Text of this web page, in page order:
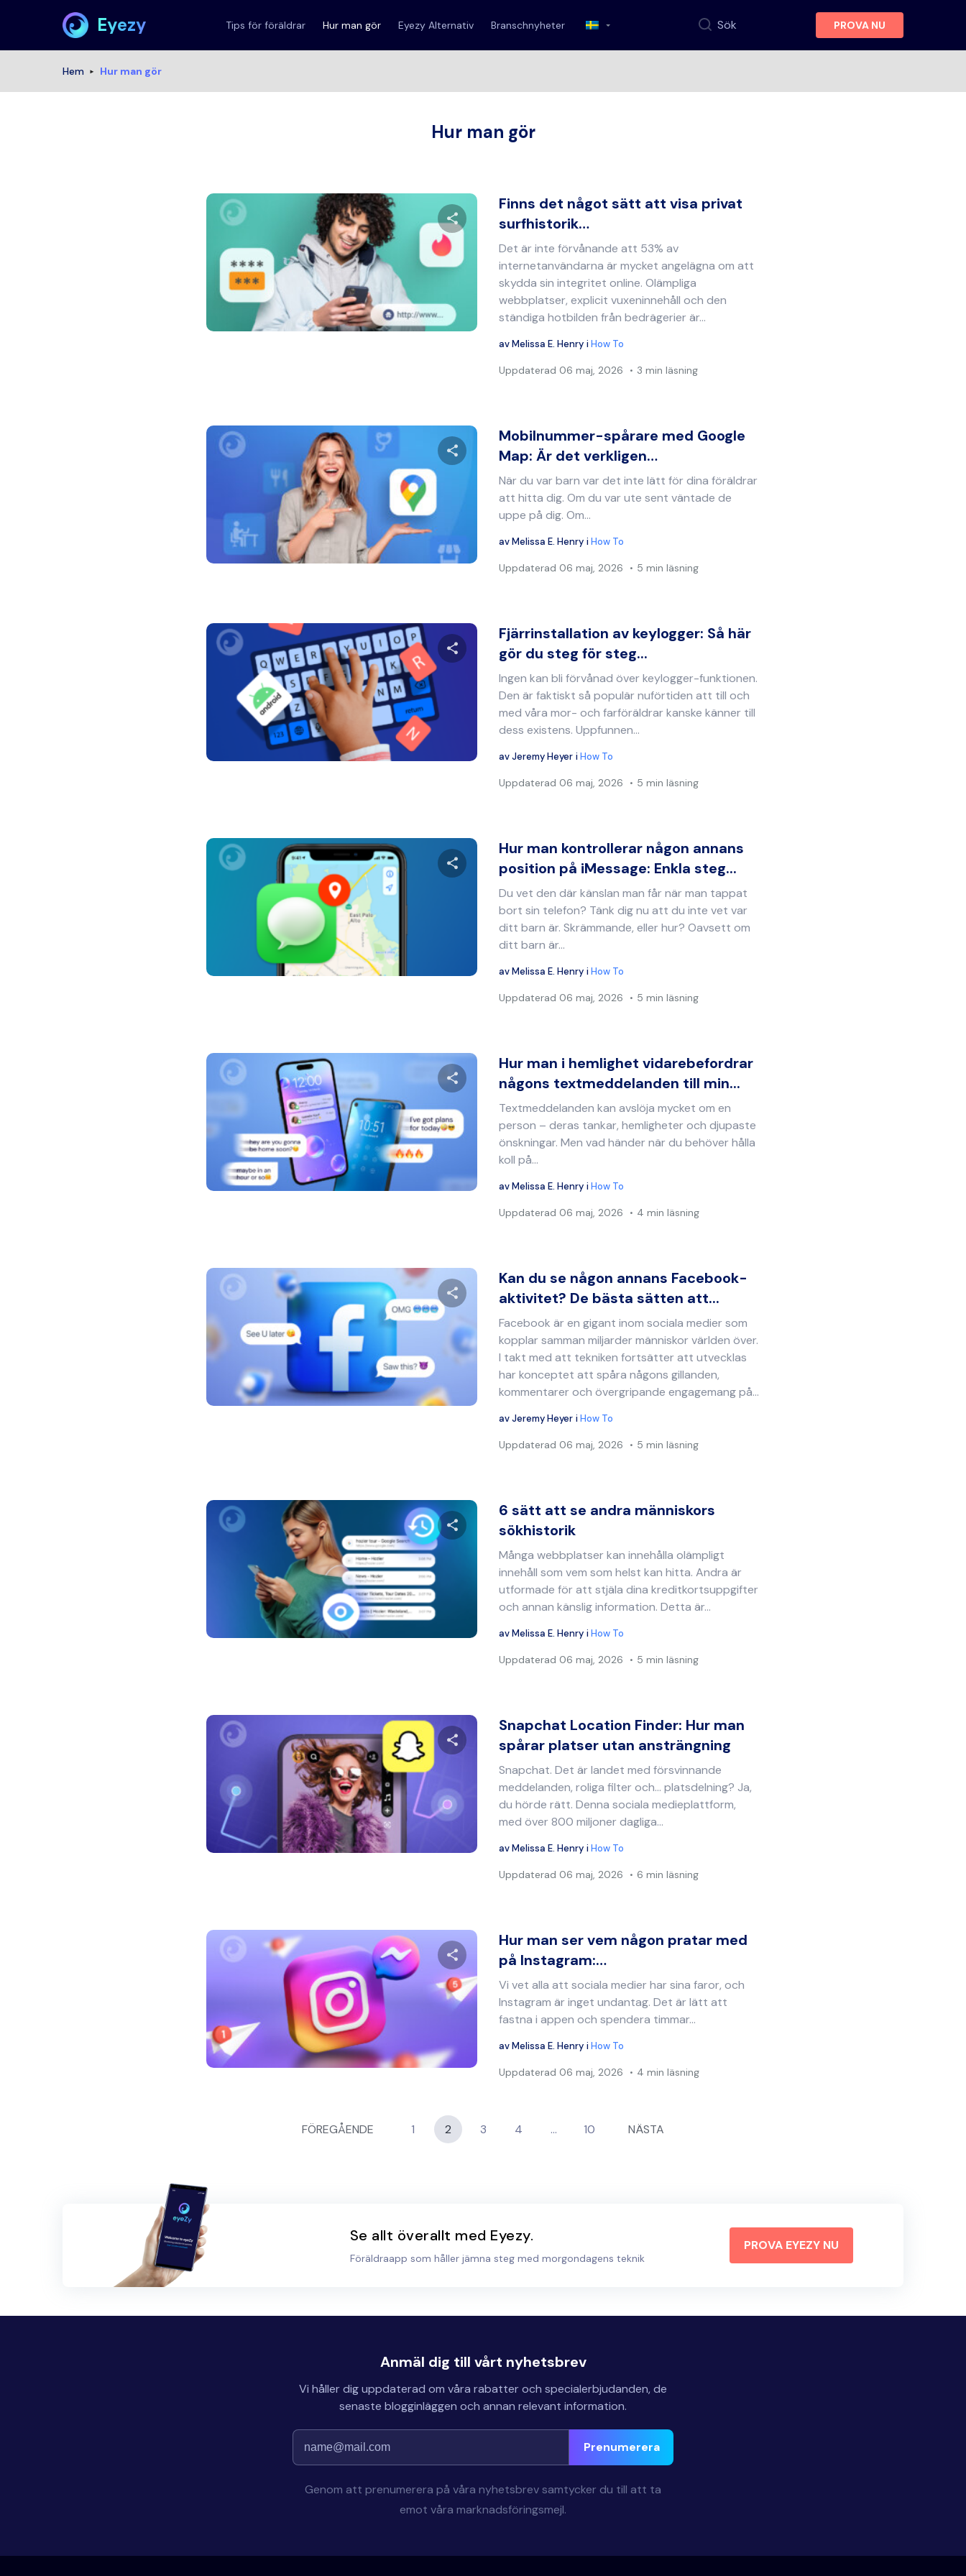
Eyezy Tips för föräldrar Hur man gör Eyezy Alternativ Branschnyheter Sök PROVA NU
Hem Hur man gör
Hur man gör
Dela denna artikel
Twitter Facebook Kopiera länk
Finns det något sätt att visa privat
surfhistorik…
Det är inte förvånande att 53% av
internetanvändarna är mycket angelägna om att
skydda sin integritet online. Olämpliga
webbplatser, explicit vuxeninnehåll och den
ständiga hotbilden från bedrägerier är...
avMelissa E. Henry iHow To
Uppdaterad 06 maj, 2026 3 min läsning
Dela denna artikel
Twitter Facebook Kopiera länk
Mobilnummer-spårare med Google
Map: Är det verkligen…
När du var barn var det inte lätt för dina föräldrar
att hitta dig. Om du var ute sent väntade de
uppe på dig. Om...
avMelissa E. Henry iHow To
Uppdaterad 06 maj, 2026 5 min läsning
Dela denna artikel
Fjärrinstallation av keylogger: Så här
gör du steg för steg...
Ingen kan bli förvånad över keylogger-funktionen.
Den är faktiskt så populär nuförtiden att till och
med våra mor- och farföräldrar kanske känner till
dess existens. Uppfunnen...
avJeremy Heyer iHow To
Uppdaterad 06 maj, 2026 5 min läsning
Dela denna artikel
Hur man kontrollerar någon annans
position på iMessage: Enkla steg...
Du vet den där känslan man får när man tappat
bort sin telefon? Tänk dig nu att du inte vet var
ditt barn är. Skrämmande, eller hur? Oavsett om
ditt barn är...
avMelissa E. Henry iHow To
Uppdaterad 06 maj, 2026 5 min läsning
Dela denna artikel
Twitter
Hur man i hemlighet vidarebefordrar
någons textmeddelanden till min...
Textmeddelanden kan avslöja mycket om en
person – deras tankar, hemligheter och djupaste
önskningar. Men vad händer när du behöver hålla
koll på...
avMelissa E. Henry iHow To
Uppdaterad 06 maj, 2026 4 min läsning
Dela denna artikel
Facebook Kopiera länk
Kan du se någon annans Facebook-
aktivitet? De bästa sätten att...
Facebook är en gigant inom sociala medier som
kopplar samman miljarder människor världen över.
I takt med att tekniken fortsätter att utvecklas
har konceptet att spåra någons gillanden,
kommentarer och övergripande engagemang på...
avJeremy Heyer iHow To
Uppdaterad 06 maj, 2026 5 min läsning
Dela denna artikel
6 sätt att se andra människors
sökhistorik
Många webbplatser kan innehålla olämpligt
innehåll som vem som helst kan hitta. Andra är
utformade för att stjäla dina kreditkortsuppgifter
och annan känslig information. Detta är...
avMelissa E. Henry iHow To
Uppdaterad 06 maj, 2026 5 min läsning
Dela denna artikel
Snapchat Location Finder: Hur man
spårar platser utan ansträngning
Snapchat. Det är landet med försvinnande
meddelanden, roliga filter och... platsdelning? Ja,
du hörde rätt. Denna sociala medieplattform,
med över 800 miljoner dagliga...
avMelissa E. Henry iHow To
Uppdaterad 06 maj, 2026 6 min läsning
Dela denna artikel
Twitter Facebook Kopiera länk
Hur man ser vem någon pratar med
på Instagram:…
Vi vet alla att sociala medier har sina faror, och
Instagram är inget undantag. Det är lätt att
fastna i appen och spendera timmar...
avMelissa E. Henry iHow To
Uppdaterad 06 maj, 2026 4 min läsning
FÖREGÅENDE 1 2 3 4 … 10 NÄSTA
Se allt överallt med Eyezy.
Föräldraapp som håller jämna steg med morgondagens teknik
PROVA EYEZY NU
Anmäl dig till vårt nyhetsbrev
Vi håller dig uppdaterad om våra rabatter och specialerbjudanden, de
senaste blogginläggen och annan relevant information.
Prenumerera
Genom att prenumerera på våra nyhetsbrev samtycker du till att ta
emot våra marknadsföringsmejl.